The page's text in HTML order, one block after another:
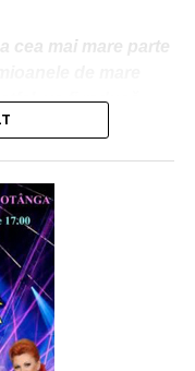
cea mai mare parte
va fi redusă
iar locuitorii și
Ștefan.
km și va avea o
Pe acest traseu va
firul de cale
drumul județean DJ
Pitești, se va face